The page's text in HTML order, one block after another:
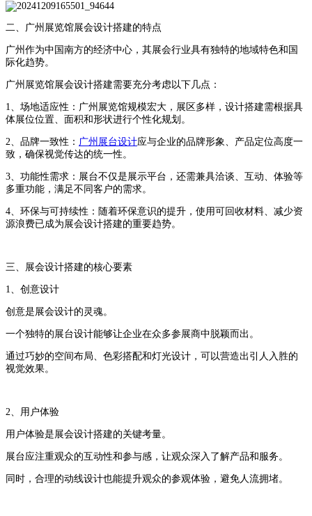
二、广州展览馆展会设计搭建的特点
广州作为中国南方的经济中心，其展会行业具有独特的地域特色和国
际化趋势。
广州展览馆展会设计搭建需要充分考虑以下几点：
1、场地适应性：广州展览馆规模宏大，展区多样，设计搭建需根据具
体展位位置、面积和形状进行个性化规划。
2、品牌一致性： 广州展台设计应与企业的品牌形象、产品定位高度一
致，确保视觉传达的统一性。
3、功能性需求：展台不仅是展示平台，还需兼具洽谈、互动、体验等
多重功能，满足不同客户的需求。
4、环保与可持续性：随着环保意识的提升，使用可回收材料、减少资
源浪费已成为展会设计搭建的重要趋势。
三、展会设计搭建的核心要素
1、创意设计
创意是展会设计的灵魂。
一个独特的展台设计能够让企业在众多参展商中脱颖而出。
通过巧妙的空间布局、色彩搭配和灯光设计，可以营造出引人入胜的
视觉效果。
2、用户体验
用户体验是展会设计搭建的关键考量。
展台应注重观众的互动性和参与感，让观众深入了解产品和服务。
同时，合理的动线设计也能提升观众的参观体验，避免人流拥堵。